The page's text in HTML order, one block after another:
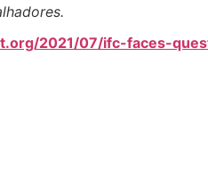
2021/07/ifc-faces-